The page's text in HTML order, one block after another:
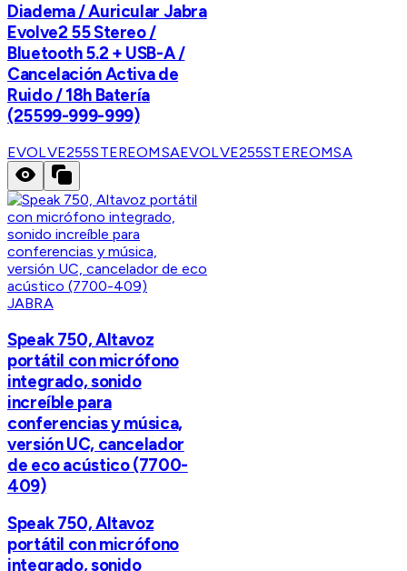
Diadema / Auricular Jabra
Evolve2 55 Stereo /
Bluetooth 5.2 + USB-A /
Cancelación Activa de
Ruido / 18h Batería
(25599-999-999)
EVOLVE255STEREOMSAEVOLVE255STEREOMSA
JABRA
Speak 750, Altavoz
portátil con micrófono
integrado, sonido
increíble para
conferencias y música,
versión UC, cancelador
de eco acústico (7700-
409)
Speak 750, Altavoz
portátil con micrófono
integrado, sonido